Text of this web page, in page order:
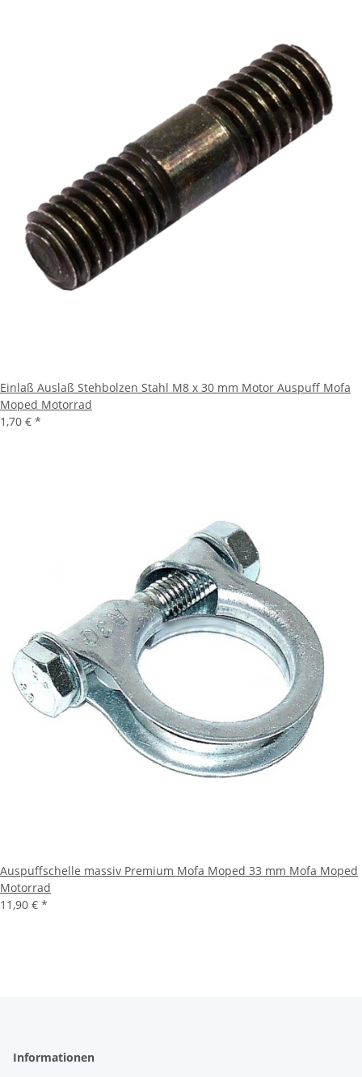
Einlaß Auslaß Stehbolzen Stahl M8 x 30 mm Motor Auspuff Mofa
Moped Motorrad
1,70 € *
Auspuffschelle massiv Premium Mofa Moped 33 mm Mofa Moped
Motorrad
11,90 € *
Informationen